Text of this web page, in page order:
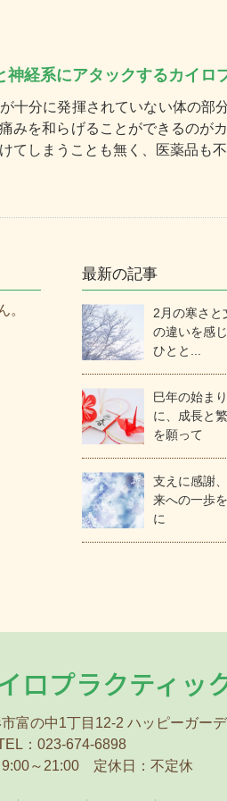
神経系にアタックするカイロ
十分に発揮されていない体の部
みを和らげることができるのが
てしまうことも無く、医薬品も
。
最新の記事
2月の寒さと
の違いを感
ひとと...
巳年の始まり
に、成長と
を願って
支えに感謝
来への一歩
に
ロプラクティッ
富の中1丁目12-2 ハッピーガー
：023-674-6898
～21:00
定休日：不定休